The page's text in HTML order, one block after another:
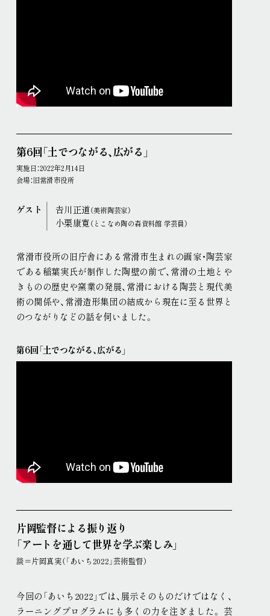
第6回「土でつながる、広がる」
実施日：2022年2月14日
会場：旧常滑市役所
ゲスト 𠮷川正道（美術陶芸家）
小栗康寛（とこなめ陶の森資料館 学芸員）
常滑市役所の旧庁舎にある常滑市生まれの画家・陶芸家
である稲葉実氏が制作した陶壁の前で、常滑の土地とや
きものの歴史や窯業の発展、常滑における陶芸と現代美
術の関係や、常滑造形集団の結成から現在に至る世界と
のつながりなどの話を伺いました。
第6回「土でつながる、広がる」
片岡監督による振り返り
「アートを通して世界を学ぶ楽しみ」
談＝片岡真実（「あいち2022」芸術監督）
今回の「あいち2022」では、展示そのものだけではなく、
ラーニングプログラムにも多くの力を注ぎました。 芸